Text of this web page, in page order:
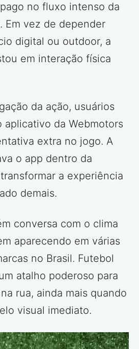
no fluxo intenso da
Em vez de depender
digital ou outdoor, a
em interação física
da ação, usuários
aplicativo da Webmotors
extra no jogo. A
o app dentro da
a experiência
demais.
conversa com o clima
aparecendo em várias
no Brasil. Futebol
atalho poderoso para
rua, ainda mais quando
visual imediato.